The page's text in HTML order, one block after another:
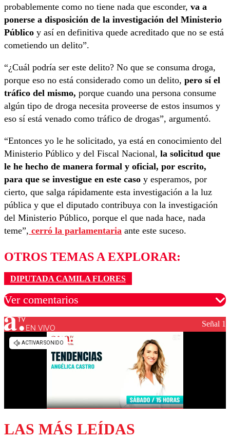
probablemente como no tiene nada que esconder, va a
ponerse a disposición de la investigación del Ministerio
Público y así en definitiva quede acreditado que no se está
cometiendo un delito”.
“¿Cuál podría ser este delito? No que se consuma droga,
porque eso no está considerado como un delito, pero sí el
tráfico del mismo, porque cuando una persona consume
algún tipo de droga necesita proveerse de estos insumos y
eso sí está venado como tráfico de drogas”, argumentó.
“Entonces yo le he solicitado, ya está en conocimiento del
Ministerio Público y del Fiscal Nacional, la solicitud que
le he hecho de manera formal y oficial, por escrito,
para que se investigue en este caso y esperamos, por
cierto, que salga rápidamente esta investigación a la luz
pública y que el diputado contribuya con la investigación
del Ministerio Público, porque el que nada hace, nada
teme”, cerró la parlamentaria ante este suceso.
OTROS TEMAS A EXPLORAR:
DIPUTADA CAMILA FLORES
Ver comentarios
Los comentarios son moderados para garantizar un
diálogo respetuoso.
EN VIVO Señal 1
LAS MÁS LEÍDAS